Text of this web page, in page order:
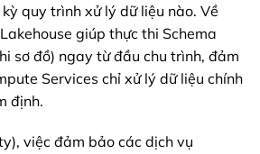
quy trình xử lý dữ liệu nào. Về
giúp thực thi Schema
sơ đồ) ngay từ đầu chu trình, đảm
Services chỉ xử lý dữ liệu chính
định.
việc đảm bảo các dịch vụ